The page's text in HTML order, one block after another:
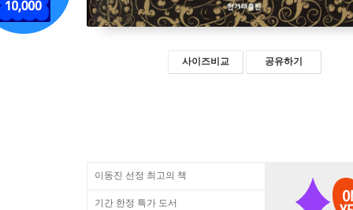
사이즈비교 공유하기
이동진 선정 최고의 책
기간 한정 특가 도서